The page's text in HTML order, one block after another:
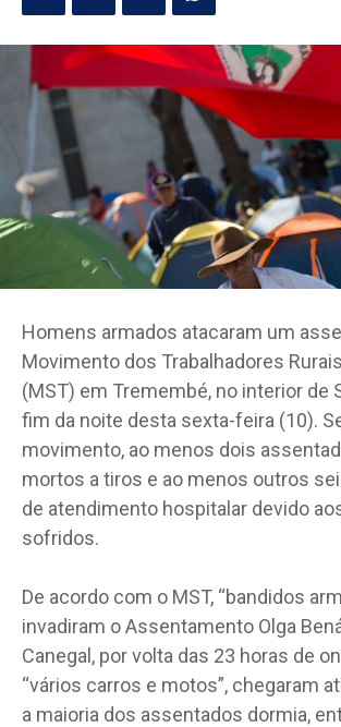
Homens armados atacaram um
Movimento dos Trabalhadores
(MST) em Tremembé, no interior de
fim da noite desta sexta-feira (10).
movimento, ao menos dois
mortos a tiros e ao menos outros
de atendimento hospitalar devido
sofridos.
De acordo com o MST, “bandidos
invadiram o Assentamento Olga
Canegal, por volta das 23 horas de
“vários carros e motos”, chegaram
a maioria dos assentados dormia,